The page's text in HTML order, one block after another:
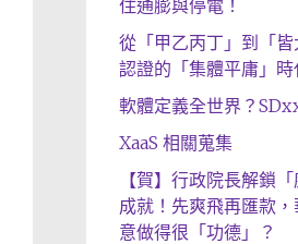
住通膨與停電！
從「甲乙丙丁」到「
認證的「集體平庸」時
軟體定義全世界？
XaaS 相關蒐集
【賀】行政院長解鎖
成就！先爽飛再匯款
意做得很「功德」？